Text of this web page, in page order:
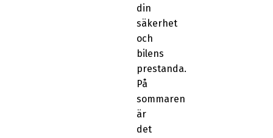
din
säkerhet
och
bilens
prestanda.
På
sommaren
är
det